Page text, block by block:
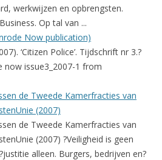
werkwijzen en opbrengsten.
Op tal van ...
Now publication)
‘Citizen Police’. Tijdschrift nr 3.?
now issue3_2007-1 from
de Tweede Kamerfracties van
(2007)
de Tweede Kamerfracties van
(2007) ?Veiligheid is geen
alleen. Burgers, bedrijven en?